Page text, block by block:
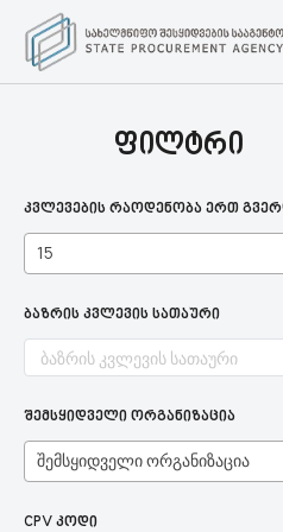
ფილტრი
კვლევების რაოდენობა ერთ
15
ბაზრის კვლევის სათაური
შემსყიდველი ორგანიზაცია
შემსყიდველი ორგანიზაცია
CPV კოდი